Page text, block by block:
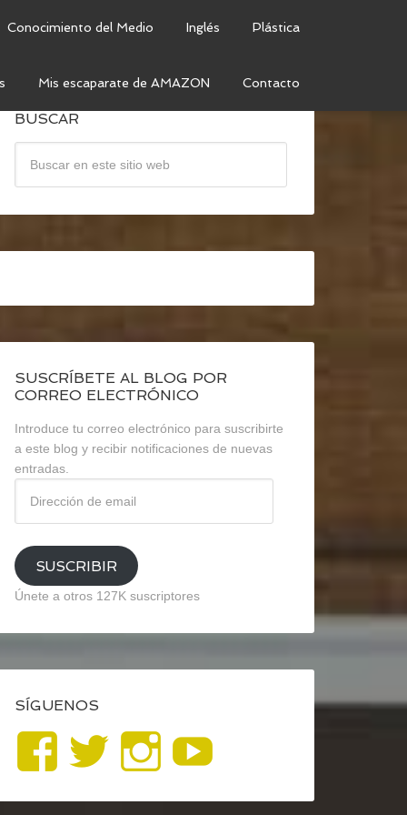
Conocimiento del Medio Inglés Plástica
Mis escaparate de AMAZON Contacto
BUSCAR
SUSCRÍBETE AL BLOG POR
CORREO ELECTRÓNICO
Introduce tu correo electrónico para suscribirte
a este blog y recibir notificaciones de nuevas
entradas.
email
SUSCRIBIR
Únete a otros 127K suscriptores
SÍGUENOS
Ver
perfil
Ver
perfil
Ver
perfil